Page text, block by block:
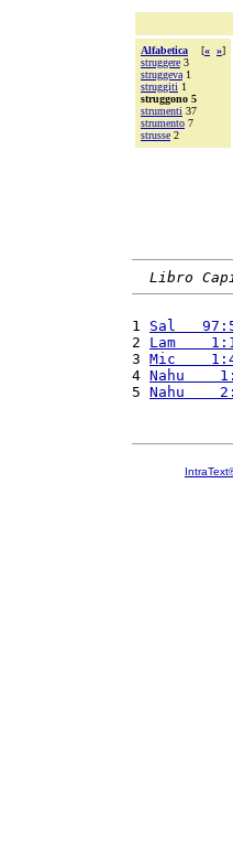
Alfabetica [« »]
struggere 3
struggeva 1
struggiti 1
struggono 5
strumenti 37
strumento 7
strusse 2
Libro
1 Sal
2 Lam
3 Mic
4 Nahu
5 Nahu